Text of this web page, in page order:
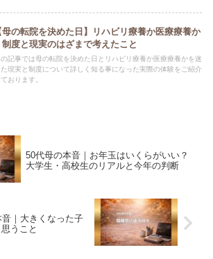
母の転院を決めた日】リハビリ療養か医療療養か
制度と現実のはざまで考えたこと
の記事では母の転院を決めた日とリハビリ療養か医療療養かを迷
た現実と制度について詳しく知る事になった実際の体験をご紹介
ております。
50代母の本音｜お年玉はいくらがいい？
大学生・高校生のリアルと今年の判断
｜大きくなった子
うこと